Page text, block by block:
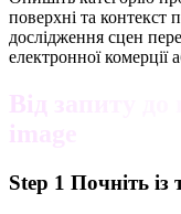
поверхні та контекст
дослідження сцен
електронної комерції
Від запиту до
image
Step 1 Почніть із